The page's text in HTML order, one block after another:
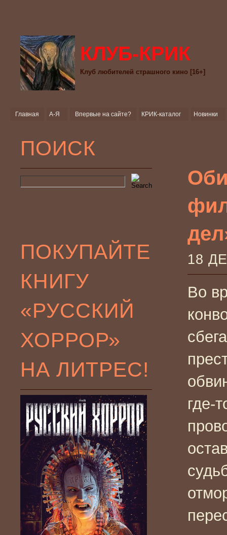
КЛУБ-КРИК
Клуб любителей страшного кино [16+]
Главная А-Я Впервые на сайте? КРИК-каталог Новинки
ПОИСК
ПОКУПАЙТЕ
КНИГУ
«РУССКИЙ
ХОРРОР»
НА ЛИТРЕС!
18
Во
где-